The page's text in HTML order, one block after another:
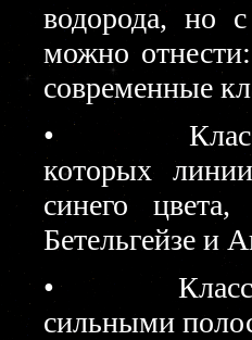
водорода, но
можно
современные
• Класс III
которых
синего
Бетельгейзе и
• Класс IV —
сильными